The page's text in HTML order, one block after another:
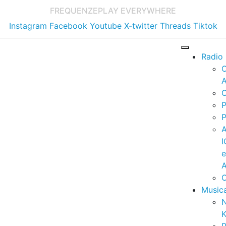
FREQUENZEPLAY EVERYWHERE
Instagram Facebook Youtube X-twitter Threads Tiktok
Radio
e